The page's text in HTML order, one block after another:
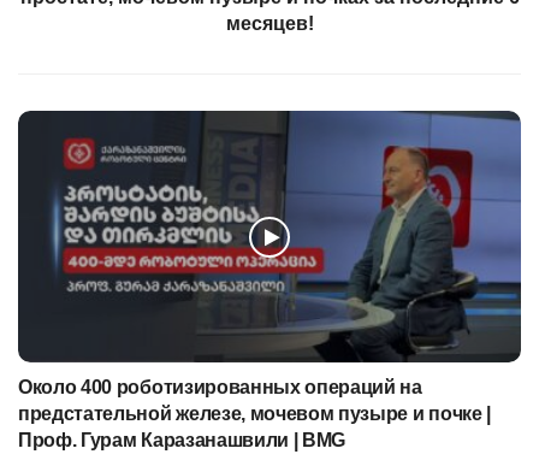
месяцев!
Около 400 роботизированных операций на
предстательной железе, мочевом пузыре и почке |
Проф. Гурам Каразанашвили | BMG